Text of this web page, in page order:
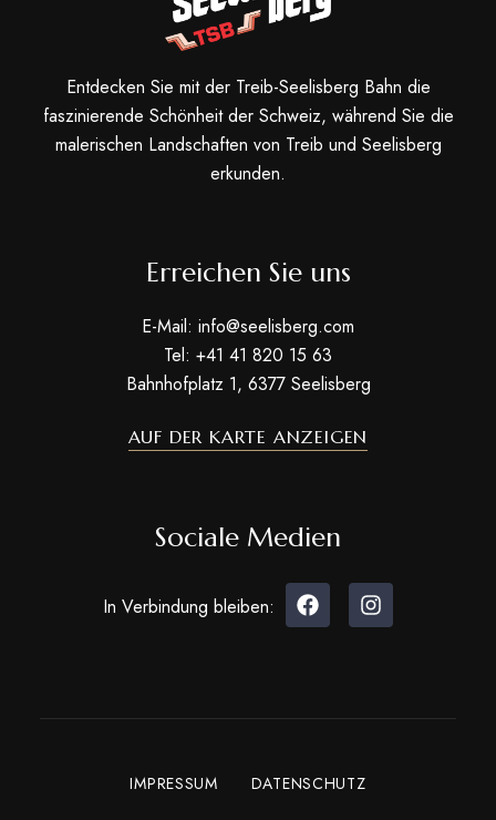
Entdecken Sie mit der Treib-Seelisberg Bahn die
faszinierende Schönheit der Schweiz, während Sie die
malerischen Landschaften von Treib und Seelisberg
erkunden.
Erreichen Sie uns
E-Mail: info@seelisberg.com
Tel: +41 41 820 15 63
Bahnhofplatz 1, 6377 Seelisberg
AUF DER KARTE ANZEIGEN
Sociale Medien
In Verbindung bleiben:
IMPRESSUM DATENSCHUTZ